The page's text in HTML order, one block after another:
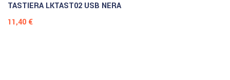
TASTIERA LKTAST02 USB NERA
Prezzo
11,40 €